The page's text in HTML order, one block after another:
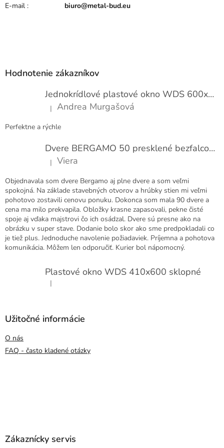
n
E-mail : biuro@metal-bud.eu
Hodnotenie zákazníkov
Jednokrídlové plastové okno WDS 600x1000
Hodnotenie produktu je 5 z 5 hviezdičiek.
| Andrea Murgašová
Perfektne a rýchle
Dvere BERGAMO 50 presklené bezfalcové EXTRA
Hodnotenie produktu je 5 z 5 hviezdičiek.
| Viera
Objednavala som dvere Bergamo aj plne dvere a som veľmi
spokojná. Na základe stavebných otvorov a hrúbky stien mi veľmi
pohotovo zostavili cenovu ponuku. Dokonca som mala 90 dvere a
cena ma milo prekvapila. Obložky krasne zapasovali, pekne čisté
spoje aj vďaka majstrovi čo ich osádzal. Dvere sú presne ako na
obrázku v super stave. Dodanie bolo skor ako sme predpokladali co
je tiež plus. Jednoduche navolenie požiadaviek. Príjemna a pohotova
komunikácia. Môžem len odporučiť. Kurier bol nápomocný.
Plastové okno WDS 410x600 sklopné
Hodnotenie produktu je 5 z 5 hviezdičiek.
|
Užitočné informácie
O nás
FAQ - často kladené otázky
Zákaznícky servis